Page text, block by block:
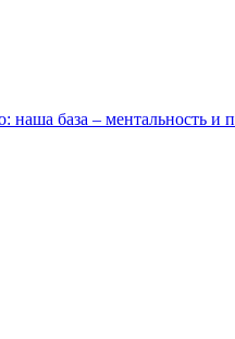
наша база – ментальность и